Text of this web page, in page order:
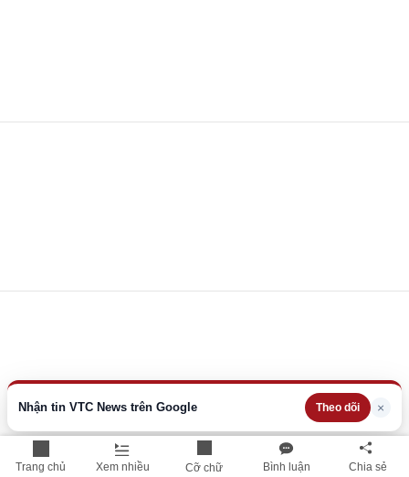
Trang chủ Xem nhiều Cỡ chữ Bình luận Chia sẻ
Nhận tin VTC News trên Google Theo dõi ×